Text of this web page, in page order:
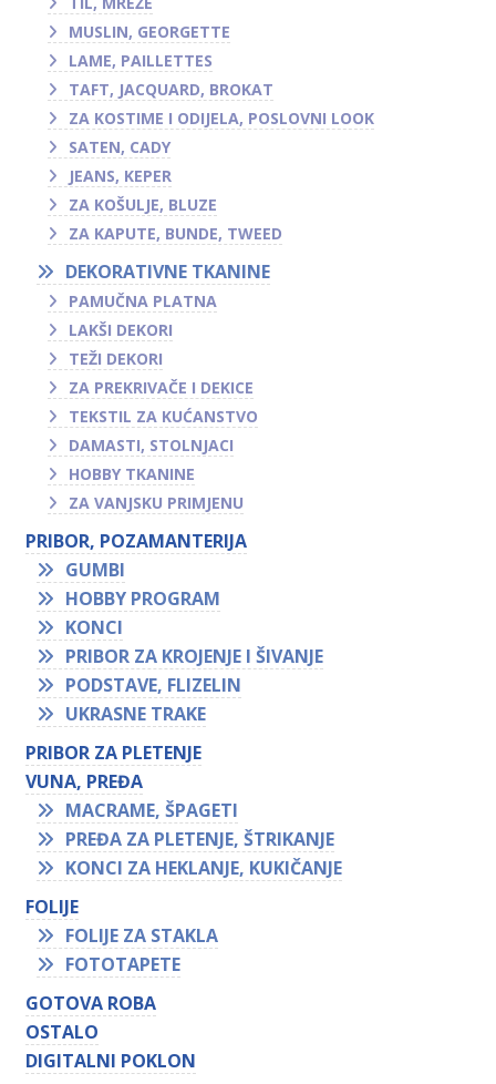
MUSLIN, GEORGETTE
LAME, PAILLETTES
TAFT, JACQUARD, BROKAT
ZA KOSTIME I ODIJELA, POSLOVNI LOOK
SATEN, CADY
JEANS, KEPER
ZA KOŠULJE, BLUZE
ZA KAPUTE, BUNDE, TWEED
DEKORATIVNE TKANINE
PAMUČNA PLATNA
LAKŠI DEKORI
TEŽI DEKORI
ZA PREKRIVAČE I DEKICE
TEKSTIL ZA KUĆANSTVO
DAMASTI, STOLNJACI
HOBBY TKANINE
ZA VANJSKU PRIMJENU
PRIBOR, POZAMANTERIJA
GUMBI
HOBBY PROGRAM
KONCI
PRIBOR ZA KROJENJE I ŠIVANJE
PODSTAVE, FLIZELIN
UKRASNE TRAKE
PRIBOR ZA PLETENJE
VUNA, PREĐA
MACRAME, ŠPAGETI
PREĐA ZA PLETENJE, ŠTRIKANJE
KONCI ZA HEKLANJE, KUKIČANJE
FOLIJE
FOLIJE ZA STAKLA
FOTOTAPETE
GOTOVA ROBA
OSTALO
DIGITALNI POKLON